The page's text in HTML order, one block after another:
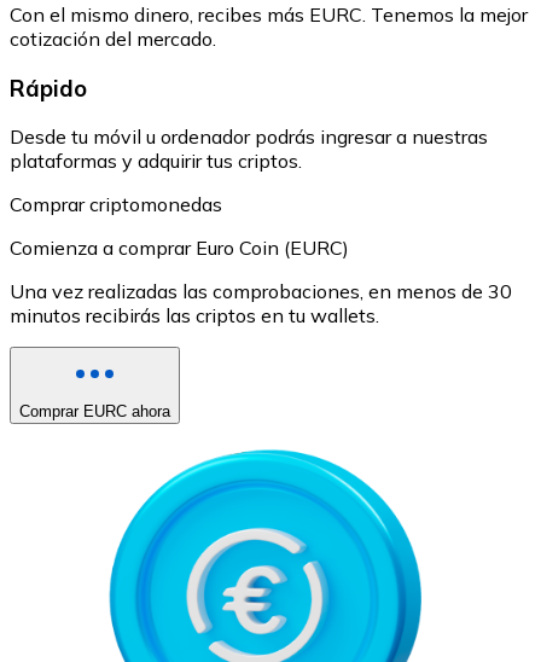
Con el mismo dinero, recibes más EURC. Tenemos la mejor
cotización del mercado.
Rápido
Desde tu móvil u ordenador podrás ingresar a nuestras
plataformas y adquirir tus criptos.
Comprar criptomonedas
Comienza a comprar Euro Coin (EURC)
Una vez realizadas las comprobaciones, en menos de 30
minutos recibirás las criptos en tu wallets.
Comprar EURC ahora